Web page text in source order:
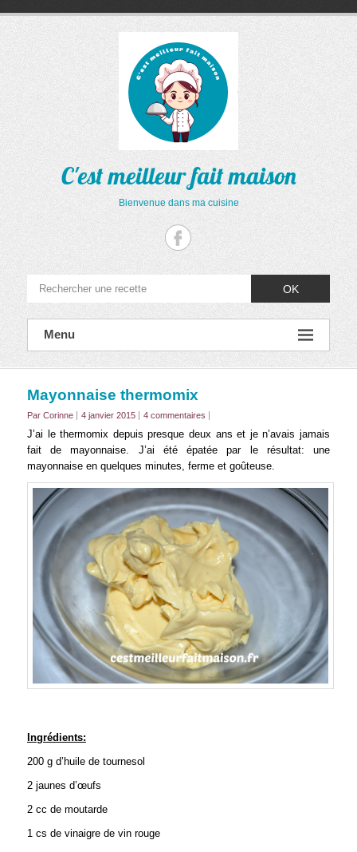
C'est meilleur fait maison
Bienvenue dans ma cuisine
OK
Menu
Mayonnaise thermomix
Par Corinne 4 janvier 2015 4 commentaires
J’ai le thermomix depuis presque deux ans et je n’avais jamais
fait de mayonnaise. J’ai été épatée par le résultat: une
mayonnaise en quelques minutes, ferme et goûteuse.
Ingrédients:
200 g d’huile de tournesol
2 jaunes d’œufs
2 cc de moutarde
1 cs de vinaigre de vin rouge